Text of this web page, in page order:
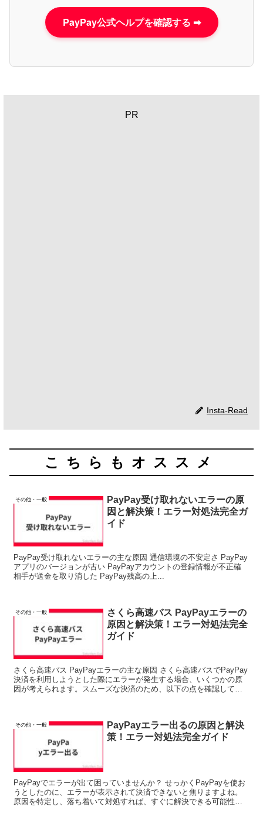
PayPay公式ヘルプを確認する ➡
PR
Insta-Read
こちらもオススメ
その他・一般
PayPay受け取れないエラーの原
因と解決策！エラー対処法完全ガ
イド
PayPay受け取れないエラーの主な原因 通信環境の不安定さ PayPay
アプリのバージョンが古い PayPayアカウントの登録情報が不正確
相手が送金を取り消した PayPay残高の上...
その他・一般
さくら高速バス PayPayエラーの
原因と解決策！エラー対処法完全
ガイド
さくら高速バス PayPayエラーの主な原因 さくら高速バスでPayPay
決済を利用しようとした際にエラーが発生する場合、いくつかの原
因が考えられます。スムーズな決済のため、以下の点を確認してみ
その他・一般
PayPayエラー出るの原因と解決
策！エラー対処法完全ガイド
PayPayでエラーが出て困っていませんか？ せっかくPayPayを使お
うとしたのに、エラーが表示されて決済できないと焦りますよね。
原因を特定し、落ち着いて対処すれば、すぐに解決できる可能性が